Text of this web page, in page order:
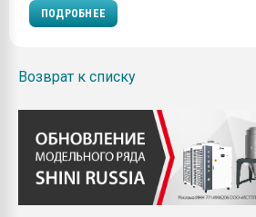
ПОДРОБНЕЕ
Возврат к списку